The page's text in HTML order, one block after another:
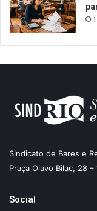
Sindicato de Bares e
Praça Olavo Bilac, 28
Social